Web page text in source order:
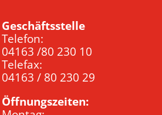
Geschäftsstelle
Telefon:
04163 /80 230 10
Telefax:
04163 / 80 230 29
Öffnungszeiten: